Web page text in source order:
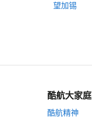
望加锡
酷航大家庭
酷航精神